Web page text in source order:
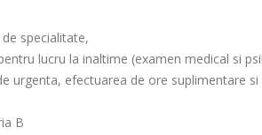
specialitate,
lucru la inaltime (examen medical si
urgenta, efectuarea de ore suplimentare
B